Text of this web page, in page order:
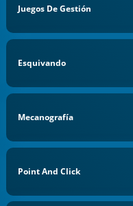
Juegos De Gestión
Esquivando
Mecanografía
Point And Click